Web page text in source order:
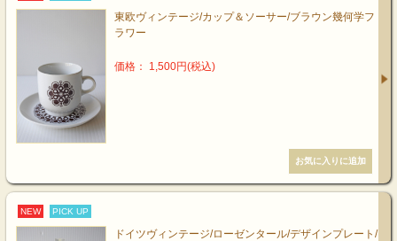
東欧ヴィンテージ/カップ＆ソーサー/ブラウン幾何学フ
ラワー
価格： 1,500円(税込)
NEW PICK UP
ドイツヴィンテージ/ローゼンタール/デザインプレート/